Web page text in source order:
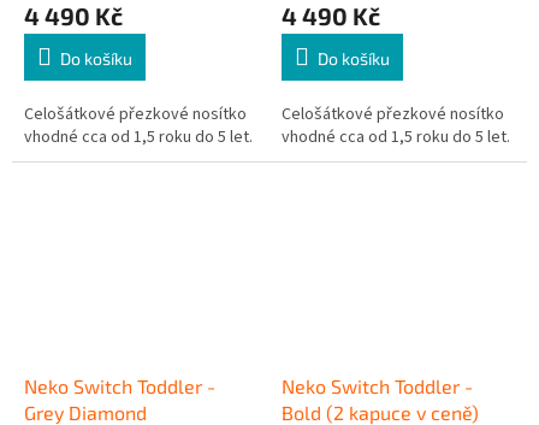
4 490 Kč
Do košíku
Celošátkové přezkové nosítko
vhodné cca od 1,5 roku do 5 let.
4 490 Kč
Do košíku
Celošátkové přezkové nosítko
vhodné cca od 1,5 roku do 5 let.
Neko Switch Toddler -
Grey Diamond
Neko Switch Toddler -
Bold (2 kapuce v ceně)